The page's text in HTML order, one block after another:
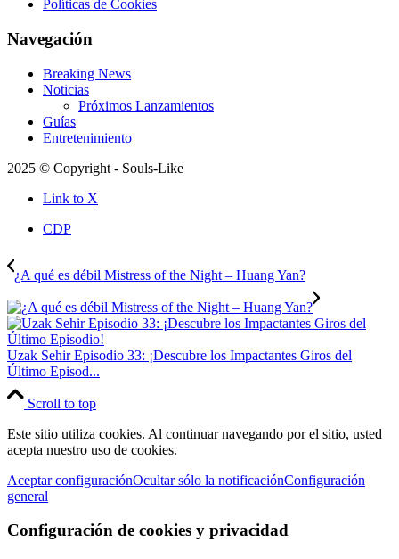
Políticas de Cookies
Navegación
Breaking News
Noticias
Próximos Lanzamientos
Guías
Entretenimiento
2025 © Copyright - Souls-Like
Link to X
CDP
¿A qué es débil Mistress of the Night – Huang Yan?
Uzak Sehir Episodio 33: ¡Descubre los Impactantes Giros del
Último Episod...
Scroll to top
Este sitio utiliza cookies. Al continuar navegando por el sitio, usted
acepta nuestro uso de cookies.
Aceptar configuraciónOcultar sólo la notificaciónConfiguración
general
Configuración de cookies y privacidad